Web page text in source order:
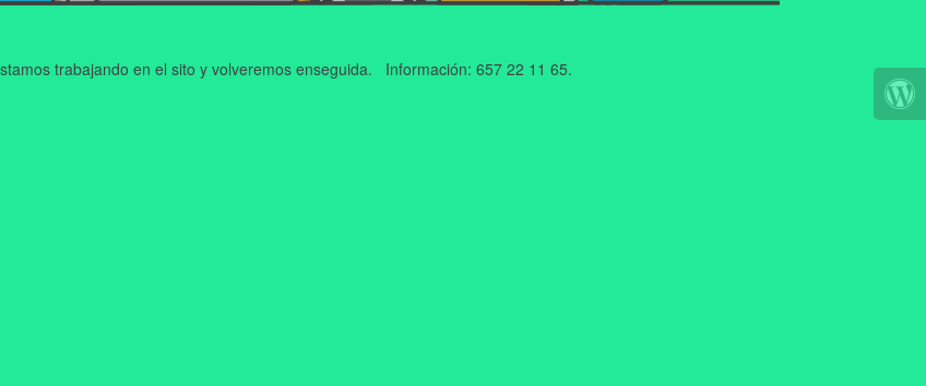
trabajando en el sito y volveremos enseguida. Información: 657 22 11 65.